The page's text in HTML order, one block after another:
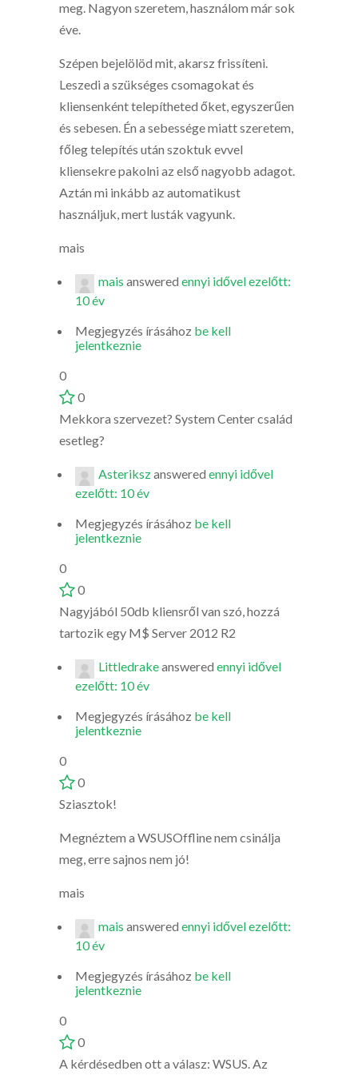
meg. Nagyon szeretem, használom már sok
éve.
Szépen bejelölöd mit, akarsz frissíteni.
Leszedi a szükséges csomagokat és
kliensenként telepítheted őket, egyszerűen
és sebesen. Én a sebessége miatt szeretem,
főleg telepítés után szoktuk evvel
kliensekre pakolni az első nagyobb adagot.
Aztán mi inkább az automatikust
használjuk, mert lusták vagyunk.
mais
mais answered ennyi idővel ezelőtt:
10 év
Megjegyzés írásához be kell
jelentkeznie
0
0
Mekkora szervezet? System Center család
esetleg?
Asterikszanswered ennyi idővel
ezelőtt: 10 év
Megjegyzés írásához be kell
jelentkeznie
0
0
Nagyjából 50db kliensről van szó, hozzá
tartozik egy M$ Server 2012 R2
Littledrakeanswered ennyi idővel
ezelőtt: 10 év
Megjegyzés írásához be kell
jelentkeznie
0
0
Sziasztok!
Megnéztem a WSUSOffline nem csinálja
meg, erre sajnos nem jó!
mais
mais answered ennyi idővel ezelőtt:
10 év
Megjegyzés írásához be kell
jelentkeznie
0
0
A kérdésedben ott a válasz: WSUS. Az